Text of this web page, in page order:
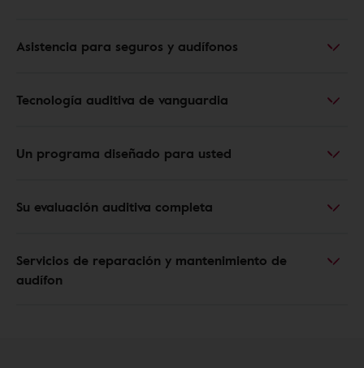
Asistencia para seguros y audífonos
Tecnología auditiva de vanguardia
Un programa diseñado para usted
Su evaluación auditiva completa
Servicios de reparación y mantenimiento de
audífon